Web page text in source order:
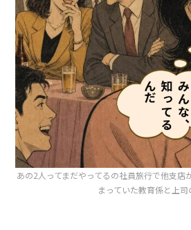
あの2人ってまだやってるの社員旅行で他支
まっていた教育係と上司